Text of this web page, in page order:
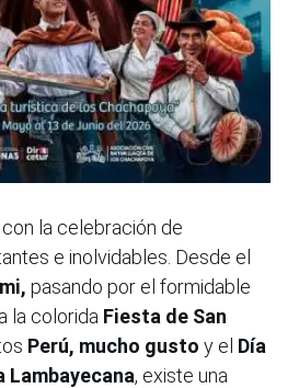
la celebración de
e inolvidables. Desde el
pasando por el formidable
la colorida Fiesta de San
Perú, mucho gusto y el Día
Lambayecana, existe una